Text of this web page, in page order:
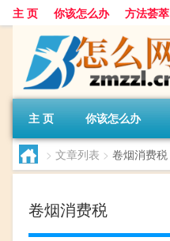
主 页 你该怎么办 方法荟萃
主 页 你该怎么办
> 文章列表 > 卷烟消费税
卷烟消费税